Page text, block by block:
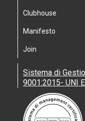
Clubhouse
Manifesto
Join
Sistema di
9001:2015- UNI